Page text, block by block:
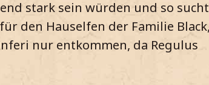
stark sein würden und so
den Hauselfen der Familie Black,
nur entkommen, da Regulus